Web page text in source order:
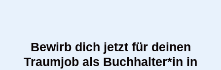
Bewirb dich jetzt für deinen
Traumjob als Buchhalter*in in